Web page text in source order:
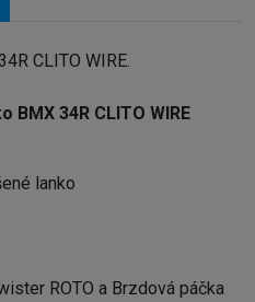
CLITO WIRE.
34R CLITO WIRE
lanko
ROTO a Brzdová páčka